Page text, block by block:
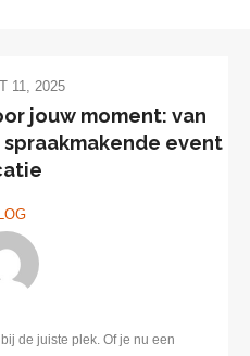
11, 2025
jouw moment: van
event
de juiste plek. Of je nu een